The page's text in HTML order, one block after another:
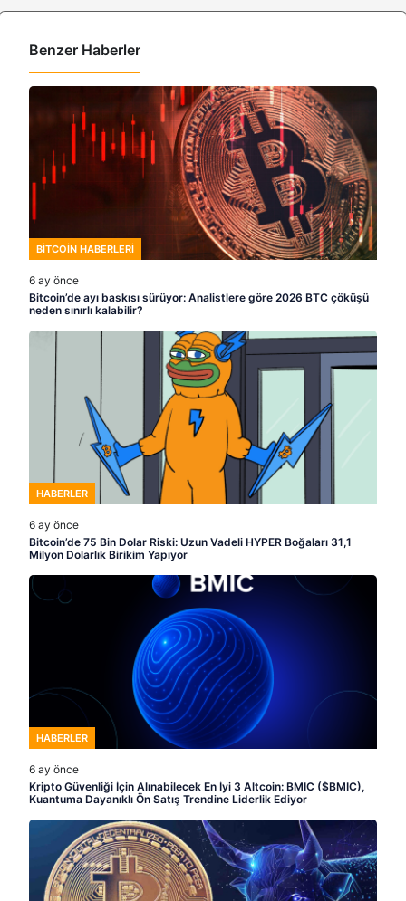
Benzer Haberler
BITCOIN HABERLERI
6 ay önce
Bitcoin’de ayı baskısı sürüyor: Analistlere göre 2026 BTC çöküşü
neden sınırlı kalabilir?
HABERLER
6 ay önce
Bitcoin’de 75 Bin Dolar Riski: Uzun Vadeli HYPER Boğaları 31,1
Milyon Dolarlık Birikim Yapıyor
HABERLER
6 ay önce
Kripto Güvenliği İçin Alınabilecek En İyi 3 Altcoin: BMIC ($BMIC),
Kuantuma Dayanıklı Ön Satış Trendine Liderlik Ediyor